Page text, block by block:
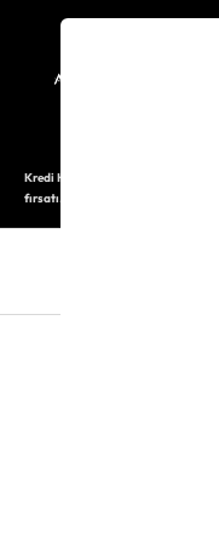
Kredi Kartı ile 12 aya varan taksitli
fırsatı.